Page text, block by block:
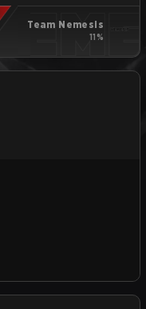
Team Nemesis
11%